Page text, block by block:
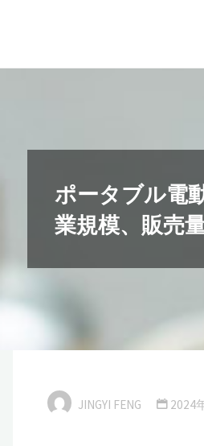
ポータブル電
業規模、販売
JINGYI FENG 2024